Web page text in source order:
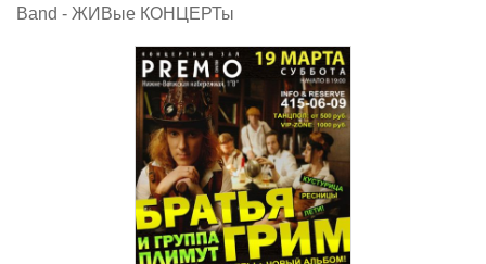
Band - ЖИВые КОНЦЕРТы